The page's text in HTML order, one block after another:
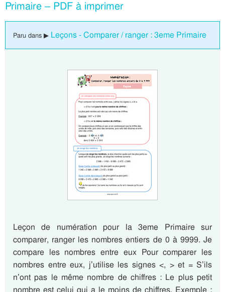
Primaire – PDF à imprimer
Paru dans ▶ Leçons - Comparer / ranger : 3eme Primaire
Leçon de numération pour la 3eme Primaire sur
comparer, ranger les nombres entiers de 0 à 9999. Je
compare les nombres entre eux Pour comparer les
nombres entre eux, j’utilise les signes <, > et = S’ils
n’ont pas le même nombre de chiffres : Le plus petit
nombre est celui qui a le moins de chiffres. Exemple :